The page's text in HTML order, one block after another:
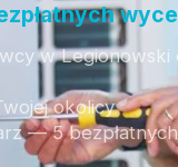
w Legionowski
okolicy
— 5